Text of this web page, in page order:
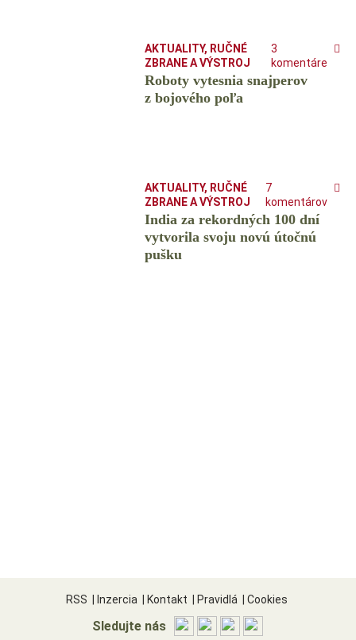
AKTUALITY, RUČNÉ
ZBRANE A VÝSTROJ
3
komentáre
Roboty vytesnia snajperov
z bojového poľa
AKTUALITY, RUČNÉ
ZBRANE A VÝSTROJ
7
komentárov
India za rekordných 100 dní
vytvorila svoju novú útočnú
pušku
RSS Inzercia Kontakt Pravidlá Cookies
Sledujte nás